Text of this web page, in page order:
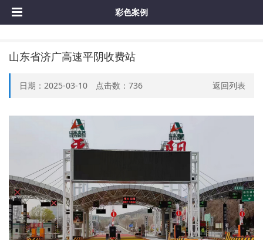
彩色案例
山东省济广高速平阴收费站
日期：2025-03-10 点击数： 736 返回列表